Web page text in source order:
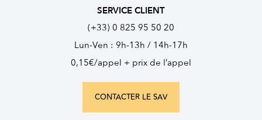
SERVICE CLIENT
(+33) 0 825 95 50 20
Lun-Ven : 9h-13h / 14h-17h
0,15€/appel + prix de l’appel
CONTACTER LE SAV